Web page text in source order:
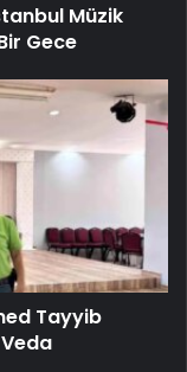
Müzik
Gece
Tayyib